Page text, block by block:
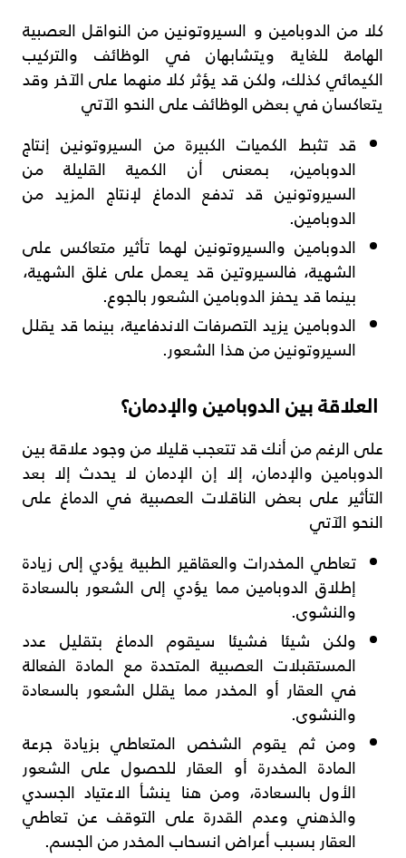
كلا من الدوبامين و السيروتونين من النواقل العصبية
الهامة للغاية ويتشابهان في الوظائف والتركيب
الكيمائي كذلك، ولكن قد يؤثر كلا منهما على الآخر وقد
يتعاكسان في بعض الوظائف على النحو الآتي
قد تثبط الكميات الكبيرة من السيروتونين إنتاج
الدوبامين، بمعنى أن الكمية القليلة من
السيروتونين قد تدفع الدماغ لإنتاج المزيد من
الدوبامين.
الدوبامين والسيروتونين لهما تأثير متعاكس على
الشهية، فالسيروتين قد يعمل على غلق الشهية،
بينما قد يحفز الدوبامين الشعور بالجوع.
الدوبامين يزيد التصرفات الاندفاعية، بينما قد يقلل
السيروتونين من هذا الشعور.
العلاقة بين الدوبامين والإدمان؟
على الرغم من أنك قد تتعجب قليلا من وجود علاقة بين
الدوبامين والإدمان، إلا إن الإدمان لا يحدث إلا بعد
التأثير على بعض الناقلات العصبية في الدماغ على
النحو الآتي
تعاطي المخدرات والعقاقير الطبية يؤدي إلى زيادة
إطلاق الدوبامين مما يؤدي إلى الشعور بالسعادة
والنشوى.
ولكن شيئا فشيئا سيقوم الدماغ بتقليل عدد
المستقبلات العصبية المتحدة مع المادة الفعالة
في العقار أو المخدر مما يقلل الشعور بالسعادة
والنشوى.
ومن ثم يقوم الشخص المتعاطي بزيادة جرعة
المادة المخدرة أو العقار للحصول على الشعور
الأول بالسعادة، ومن هنا ينشأ الاعتياد الجسدي
والذهني وعدم القدرة على التوقف عن تعاطي
العقار بسبب أعراض انسحاب المخدر من الجسم.